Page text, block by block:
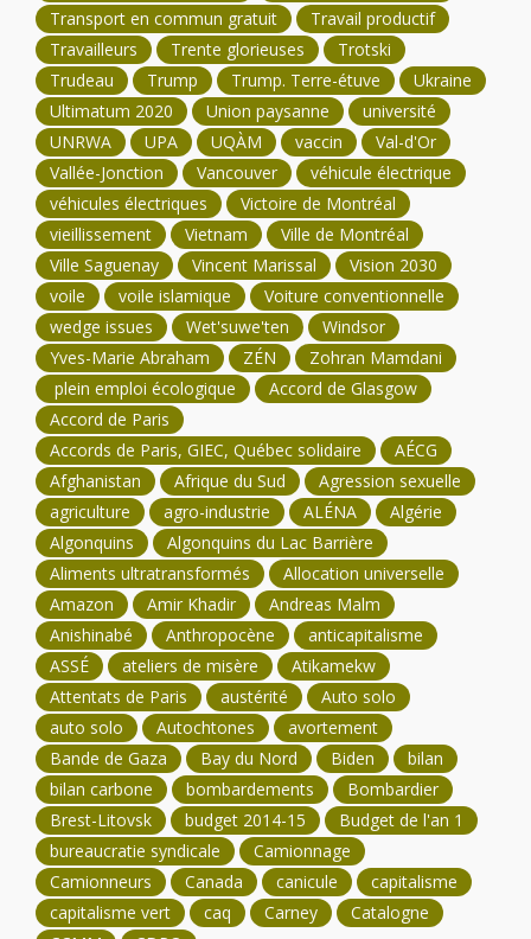
Transport en commun gratuit
Travail productif
Travailleurs
Trente glorieuses
Trotski
Trudeau
Trump Trump. Terre-étuve
Ukraine
Ultimatum 2020
Union paysanne
université
UNRWA
UPA UQÀM vaccin
Val-d'Or
Vallée-Jonction
Vancouver
véhicule électrique
véhicules électriques
Victoire de Montréal
vieillissement
Vietnam
Ville de Montréal
Ville Saguenay
Vincent Marissal
Vision 2030
voile
voile islamique
Voiture conventionnelle
wedge issues
Wet'suwe'ten
Windsor
Yves-Marie Abraham
ZÉN
Zohran Mamdani
plein emploi écologique
Accord de Glasgow
Accord de Paris
Accords de Paris, GIEC, Québec solidaire
AÉCG
Afghanistan
Afrique du Sud
Agression sexuelle
agriculture
agro-industrie ALÉNA
Algérie
Algonquins
Algonquins du Lac Barrière
Aliments ultratransformés
Allocation universelle
Amazon
Amir Khadir
Andreas Malm
Anishinabé
Anthropocène
anticapitalisme
ASSÉ
ateliers de misère
Atikamekw
Attentats de Paris
austérité
Auto solo
auto solo
Autochtones
avortement
Bande de Gaza
Bay du Nord Biden
bilan
bilan carbone
bombardements
Bombardier
Brest-Litovsk
budget 2014-15
Budget de l'an 1
bureaucratie syndicale
Camionnage
Camionneurs
Canada canicule
capitalisme
capitalisme vert
caq Carney
Catalogne